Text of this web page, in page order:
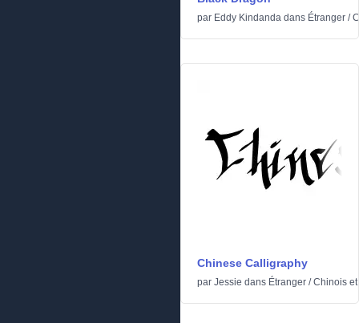
par Eddy Kindanda dans Étranger /
Chinese Calligraphy
par Jessie dans Étranger /Chinois